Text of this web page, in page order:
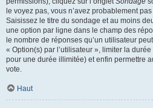
le voyez pas, vous n’avez probablement
Saisissez le titre du sondage et au moins
une option par ligne dans le champ des
le nombre de réponses qu’un utilisateur
« Option(s) par l’utilisateur », limiter la
pour une durée illimitée) et enfin permettre
vote.
Haut